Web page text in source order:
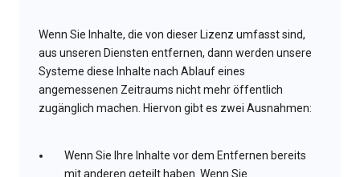
Wenn Sie Inhalte, die von dieser Lizenz umfasst sind,
aus unseren Diensten entfernen, dann werden unsere
Systeme diese Inhalte nach Ablauf eines
angemessenen Zeitraums nicht mehr öffentlich
zugänglich machen. Hiervon gibt es zwei Ausnahmen:
Wenn Sie Ihre Inhalte vor dem Entfernen bereits
mit anderen geteilt haben. Wenn Sie